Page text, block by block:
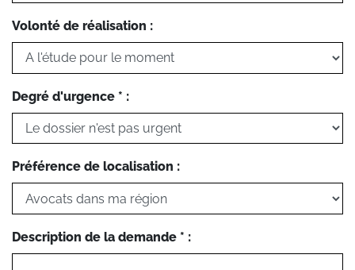
Volonté de réalisation :
Degré d'urgence * :
Préférence de localisation :
Description de la demande * :